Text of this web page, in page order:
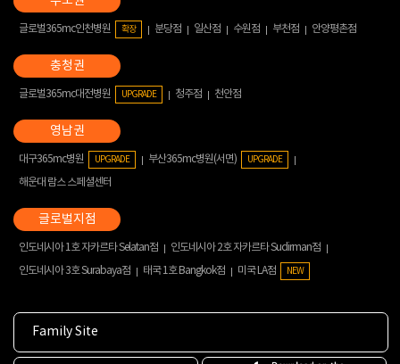
글로벌365mc인천병원 확장 분당점 일산점 수원점 부천점 안양평촌점
글로벌365mc대전병원 UPGRADE 청주점 천안점
대구365mc병원 UPGRADE 부산365mc병원(서면) UPGRADE
해운대 람스 스페셜센터
인도네시아 1호 자카르타 Selatan점
인도네시아 2호 자카르타 Sudirman점
인도네시아 3호 Surabaya점
태국 1호 Bangkok점 미국 LA점 NEW
Family Site